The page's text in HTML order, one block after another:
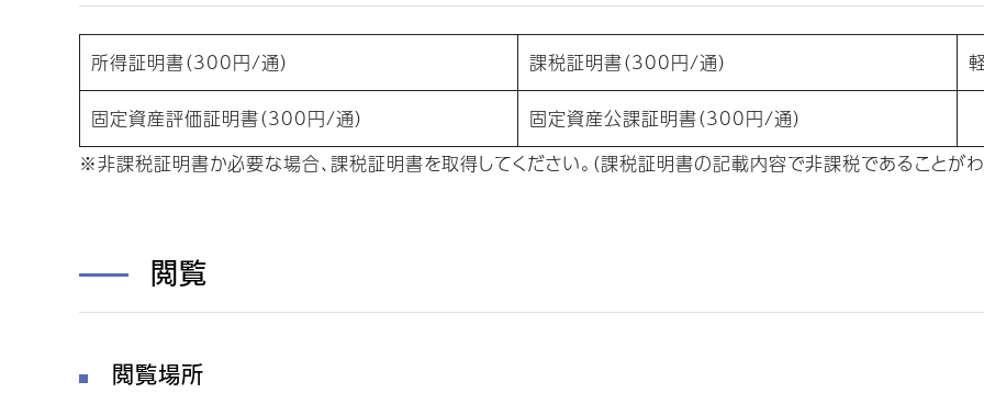
所得証明書（300円/通） 課税証明書（300円/通）
固定資産評価証明書（300円/通）
固定資産公課証明書（300円/通）
※非課税証明書か必要な場合、課税証明書を取得してください。（課税証明書の記載内容で非課税であることがわ
閲覧
閲覧場所